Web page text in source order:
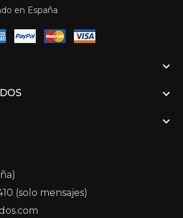
en España



(solo mensajes)